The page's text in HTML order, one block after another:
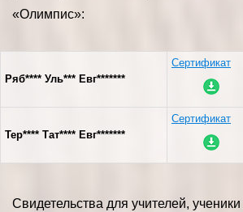
«Олимпис»:
Ряб**** Уль*** Евг*******
Сертификат
Тер**** Тат**** Евг*******
Сертификат
Свидетельства для учителей,